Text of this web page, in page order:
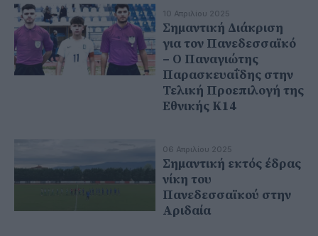
10 Απριλίου 2025
Σημαντική Διάκριση
για τον Πανεδεσσαϊκό
– Ο Παναγιώτης
Παρασκευαΐδης στην
Τελική Προεπιλογή της
Εθνικής Κ14
06 Απριλίου 2025
Σημαντική εκτός έδρας
νίκη του
Πανεδεσσαϊκού στην
Αριδαία